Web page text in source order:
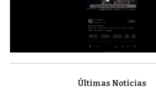
s
Últimas Noticias